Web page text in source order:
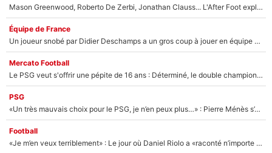
Mason Greenwood, Roberto De Zerbi, Jonathan Clauss... L'After Foot explique pourquoi Medhi Benatia a craqué à l'OM !
Équipe de France
Un joueur snobé par Didier Deschamps a un gros coup à jouer en équipe de France : Zinedine Zidane a trouvé son numéro 9 ?
Mercato Football
Le PSG veut s'offrir une pépite de 16 ans : Déterminé, le double champion d'Europe en titre est prêt à lâcher 40M€ pour celui que l'on compare déjà à Vinicius Jr !
PSG
«Un très mauvais choix pour le PSG, je n’en peux plus…» : Pierre Ménès s’est complètement trompé avec Luis Enrique et ces déclarations le prouvent !
Football
«Je m’en veux terriblement» : Le jour où Daniel Riolo a «raconté n’importe quoi» dans l'After Foot !